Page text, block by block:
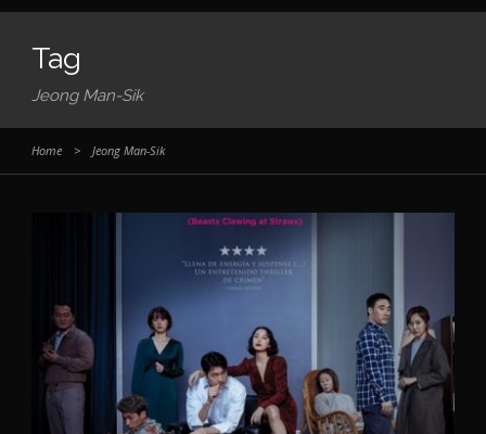
Tag
Jeong Man-Sik
Home > Jeong Man-Sik